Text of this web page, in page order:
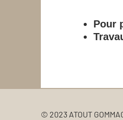
Pour
© 2023 ATOUT